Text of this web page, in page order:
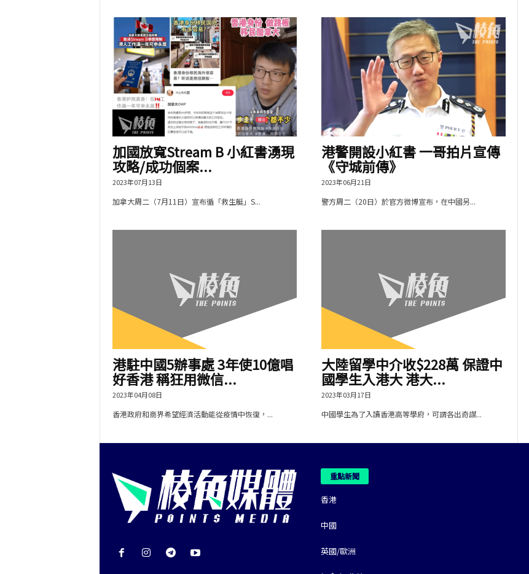
加國放寬Stream B 小紅書湧現
攻略/成功個案...
2023年07月13日
加拿大周二（7月11日）宣布循「救生艇」S...
港警開設小紅書 一哥拍片宣傳
《守城前傳》
2023年06月21日
警方周二（20日）於官方微博宣布，在中國另...
港駐中國5辦事處 3年使10億唱
好香港 稱狂用微信...
2023年04月08日
香港政府和商界希望經濟活動能從疫情中恢復，...
大陸留學中介收$228萬 保證中
國學生入港大 港大...
2023年03月17日
中國學生為了入讀香港高等學府，可謂各出奇謀...
重點新聞
香港
中國
英國/歐洲